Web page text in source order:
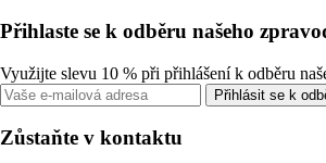
Přihlaste se k odběru našeho
Využijte slevu 10 % při přihlášení k odběru
Přihlásit se k
Zůstaňte v kontaktu